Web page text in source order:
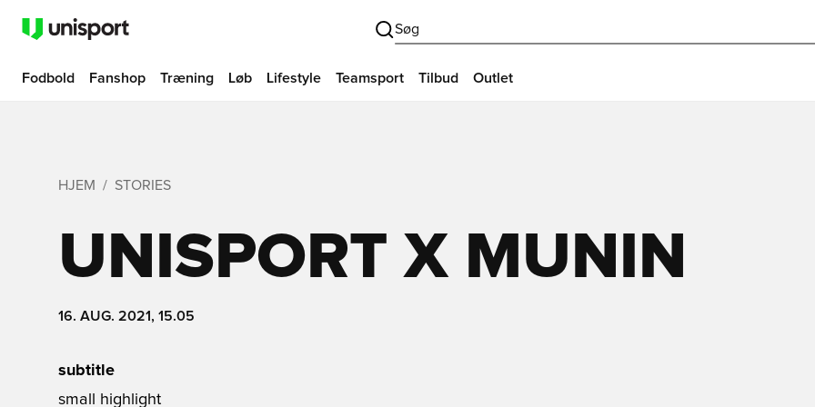
Søg
Fodbold Fanshop Træning Løb Lifestyle Teamsport Tilbud Outlet
HJEM STORIES
UNISPORT X MUNIN
16. AUG. 2021, 15.05
subtitle
small highlight